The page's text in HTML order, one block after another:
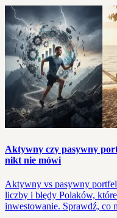
Aktywny czy pasywny
nikt nie mówi
Aktywny vs pasywny
liczby i błędy Polaków,
inwestowanie. Sprawdź, co